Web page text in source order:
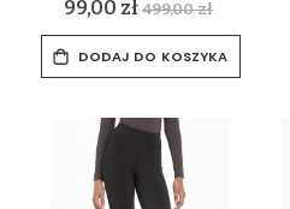
99,00 zł499,00 zł
DODAJ DO KOSZYKA